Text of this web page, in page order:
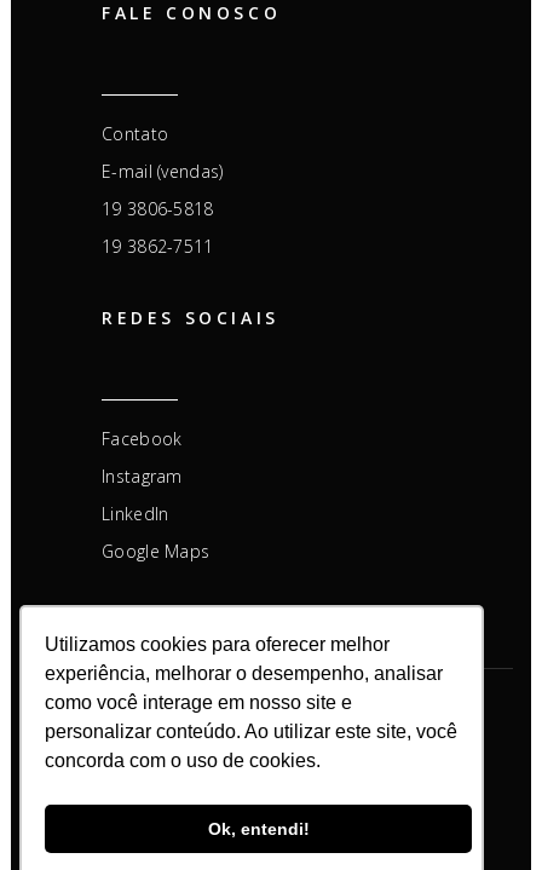
Utilizamos cookies para oferecer melhor
experiência, melhorar o desempenho, analisar
como você interage em nosso site e
personalizar conteúdo. Ao utilizar este site, você
concorda com o uso de cookies.
Ok, entendi!
FALE CONOSCO
Contato
E-mail (vendas)
19 3806-5818
19 3862-7511
REDES SOCIAIS
Facebook
Instagram
LinkedIn
Google Maps
Copyright © Todos os direitos
reservados